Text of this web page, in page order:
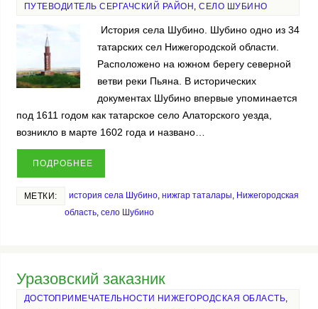
ПУТЕВОДИТЕЛЬ СЕРГАЧСКИЙ РАЙОН,СЕЛО ШУБИНО
История села Шубино. Шубино одно из 34
татарских сел Нижегородской области.
Расположено на южном берегу северной
ветви реки Пьяна. В исторических
документах Шубино впервые упоминается
под 1611 годом как татарское село Алаторского уезда,
возникло в марте 1602 года и названо…
ПОДРОБНЕЕ
МЕТКИ: история села Шубино, нижгар таталары, Нижегородская
область, село Шубино
Уразовский заказник
ДОСТОПРИМЕЧАТЕЛЬНОСТИ НИЖЕГОРОДСКАЯ ОБЛАСТЬ